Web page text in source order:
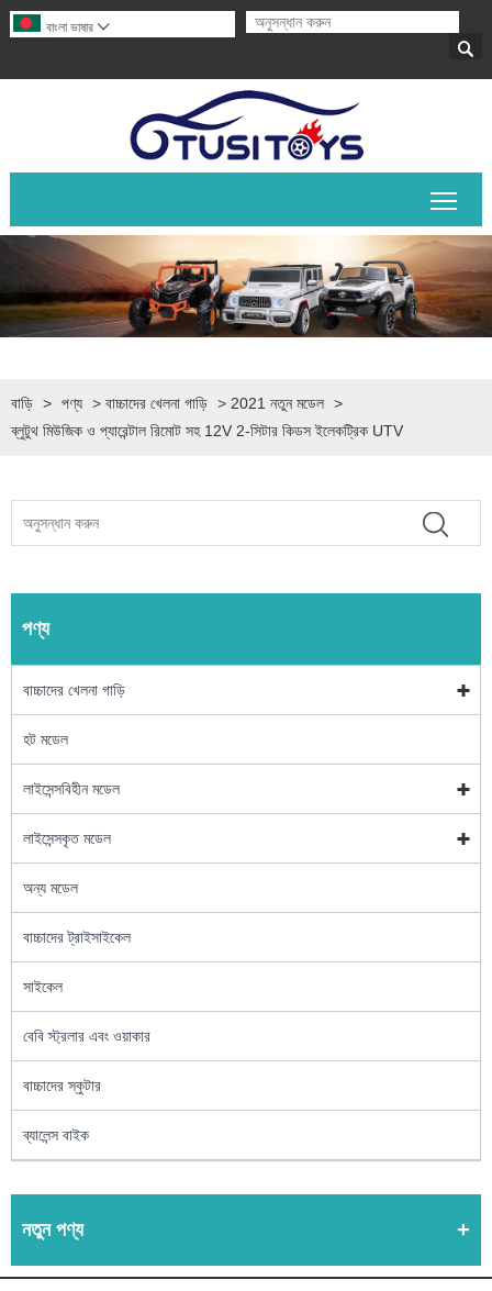

বাংলা ভাষার 
বাড়ি > পণ্য > বাচ্চাদের খেলনা গাড়ি > 2021 নতুন মডেল >
ব্লুটুথ মিউজিক ও প্যারেন্টাল রিমোট সহ 12V 2-সিটার কিডস ইলেকট্রিক UTV
পণ্য
বাচ্চাদের খেলনা গাড়ি
হট মডেল
লাইসেন্সবিহীন মডেল
লাইসেন্সকৃত মডেল
অন্য মডেল
বাচ্চাদের ট্রাইসাইকেল
সাইকেল
বেবি স্ট্রলার এবং ওয়াকার
বাচ্চাদের স্কুটার
ব্যালেন্স বাইক
নতুন পণ্য